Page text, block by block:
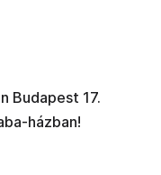
Budapest 17.
házban!